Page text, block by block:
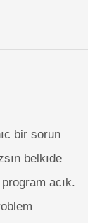
bir sorun
belkıde
acık.